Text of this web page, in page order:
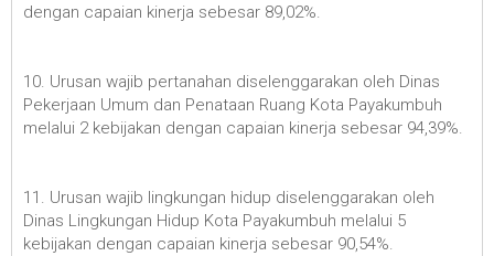
dengan capaian kinerja sebesar 89,02%.
10. Urusan wajib pertanahan diselenggarakan oleh Dinas
Pekerjaan Umum dan Penataan Ruang Kota Payakumbuh
melalui 2 kebijakan dengan capaian kinerja sebesar 94,39%.
11. Urusan wajib lingkungan hidup diselenggarakan oleh
Dinas Lingkungan Hidup Kota Payakumbuh melalui 5
kebijakan dengan capaian kinerja sebesar 90,54%.